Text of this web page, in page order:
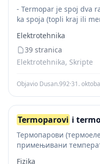
- Termopar je spoj dva
ka spoja (topli kraj ili
Elektrotehnika
39 stranica
Elektrotehnika, Skripte
Objavio Dusan.992·31.
Termoparovi i
Термопарови
примењивани
Fizika